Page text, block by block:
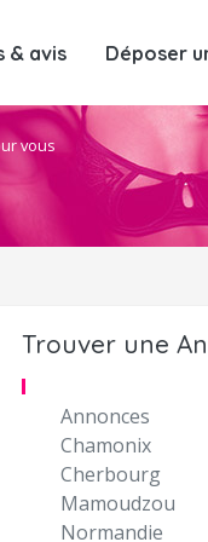
& avis Déposer
vous
Trouver une
Annonces
Chamonix
Cherbourg
Mamoudzou
Normandie